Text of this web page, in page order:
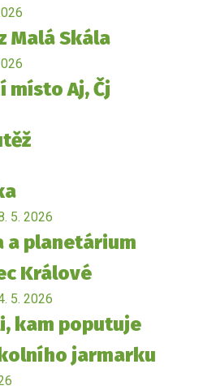
Malá Skála
místo Aj, Čj
5. 2026
a planetárium
Králové
5. 2026
kam poputuje
jarmarku